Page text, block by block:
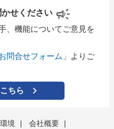
せください
、機能についてご意見を
お問合せフォーム」
よりご
ちら
境 | 会社概要
|